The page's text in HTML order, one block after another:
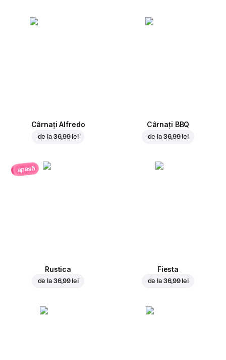
Cârnați Alfredo
de la 36,99 lei
Cârnați BBQ
de la 36,99 lei
apasă
Rustica
de la 36,99 lei
Fiesta
de la 36,99 lei